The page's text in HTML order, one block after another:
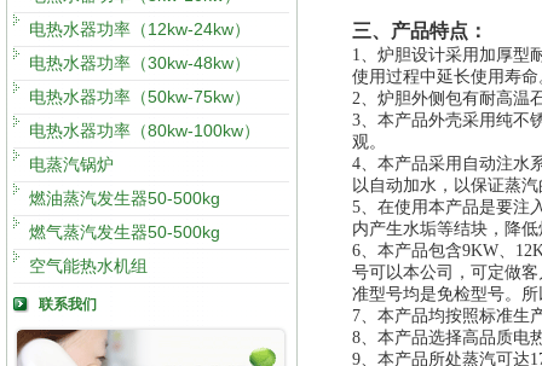
电热水器功率（12kw-24kw）
电热水器功率（30kw-48kw）
电热水器功率（50kw-75kw）
电热水器功率（80kw-100kw）
电蒸汽锅炉
燃油蒸汽发生器50-500kg
燃气蒸汽发生器50-500kg
空气能热水机组
联系我们
三、产品特点：
1、炉胆设计采用加厚型
使用过程中延长使用寿命
2、炉胆外侧包有耐高温
3、本产品外壳采用纯不
观。
4、本产品采用自动注水
以自动加水，以保证蒸
5、在使用本产品是要注
内产生水垢等结块，降
6、本产品包含9KW、
号可以本公司，可定做
准型号均是免检型号。
7、本产品均按照标准生
8、本产品选择高品质电
9、本产品所处蒸汽可达